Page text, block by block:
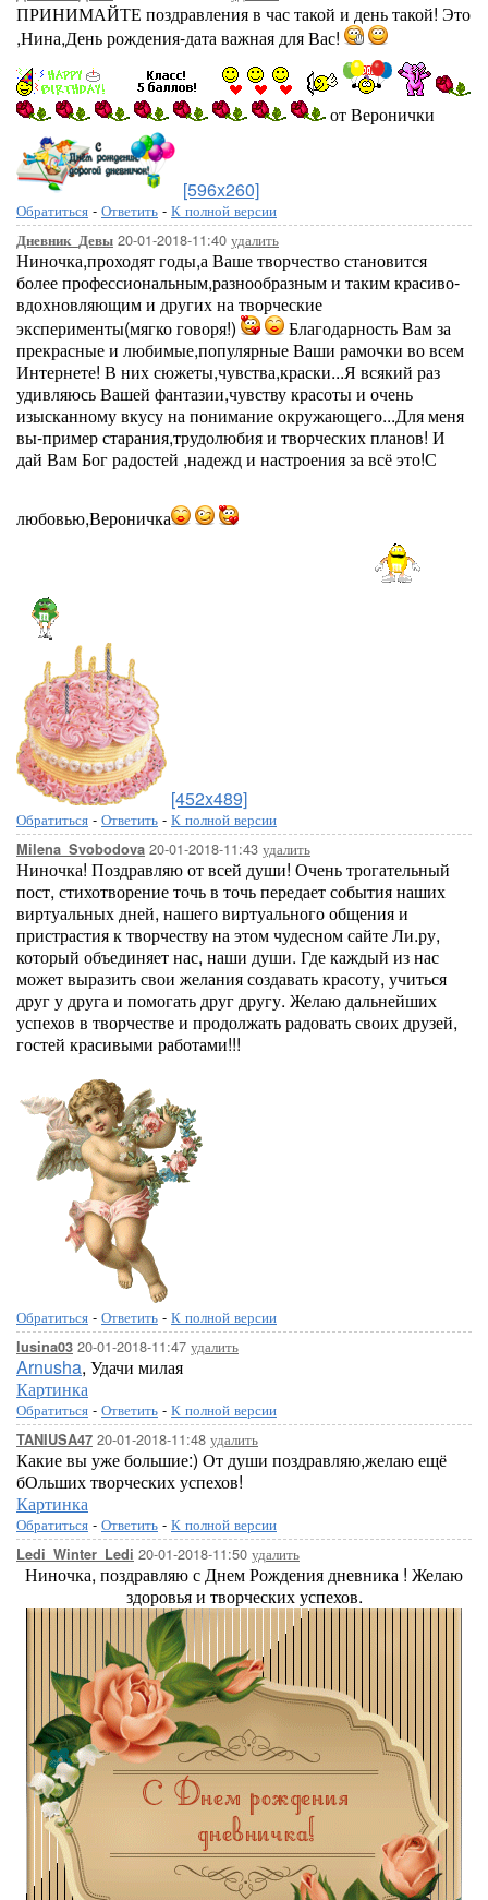
ПРИНИМАЙТЕ поздравления в час такой и день такой! Это
,Нина,День рождения-дата важная для Вас!
от Веронички
[596x260]
Обратиться - Ответить - К полной версии
Дневник_Девы 20-01-2018-11:40 удалить
Ниночка,проходят годы,а Ваше творчество становится
более профессиональным,разнообразным и таким красиво-
вдохновляющим и других на творческие
эксперименты(мягко говоря!)
Благодарность Вам за
прекрасные и любимые,популярные Ваши рамочки во всем
Интернете! В них сюжеты,чувства,краски...Я всякий раз
удивляюсь Вашей фантазии,чувству красоты и очень
изысканному вкусу на понимание окружающего...Для меня
вы-пример старания,трудолюбия и творческих планов! И
дай Вам Бог радостей ,надежд и настроения за всё это!С
любовью,Вероничка
[452x489]
Обратиться - Ответить - К полной версии
Milena_Svobodova 20-01-2018-11:43 удалить
Ниночка! Поздравляю от всей души! Очень трогательный
пост, стихотворение точь в точь передает события наших
виртуальных дней, нашего виртуального общения и
пристрастия к творчеству на этом чудесном сайте Ли.ру,
который объединяет нас, наши души. Где каждый из нас
может выразить свои желания создавать красоту, учиться
друг у друга и помогать друг другу. Желаю дальнейших
успехов в творчестве и продолжать радовать своих друзей,
гостей красивыми работами!!!
Обратиться - Ответить - К полной версии
lusina03 20-01-2018-11:47 удалить
Arnusha, Удачи милая
Картинка
Обратиться - Ответить - К полной версии
TANIUSA47 20-01-2018-11:48 удалить
Какие вы уже большие:) От души поздравляю,желаю ещё
бОльших творческих успехов!
Картинка
Обратиться - Ответить - К полной версии
Ledi_Winter_Ledi 20-01-2018-11:50 удалить
Ниночка, поздравляю с Днем Рождения дневника ! Желаю
здоровья и творческих успехов.